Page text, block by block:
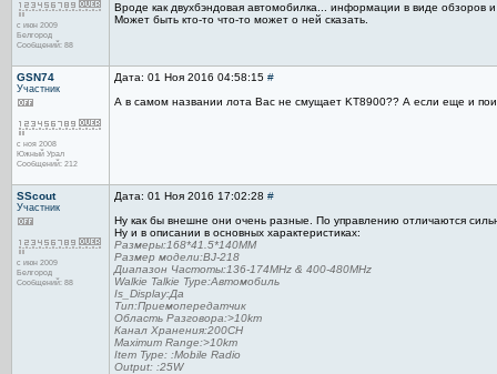
с июн 2009
Белгород
Сообщений: 88
Вроде как двухбэндовая автомобилка... информации в виде обзоров
Может быть кто-то что-то может о ней сказать.
GSN74
Участник
с ноя 2008
Южный Урал
Сообщений: 212
Дата: 01 Ноя 2016 04:58:15 #
А в самом названии лота Вас не смущает KT8900?? А если еще и
SScout
Участник
с июн 2009
Белгород
Сообщений: 88
Дата: 01 Ноя 2016 17:02:28 #
Ну как бы внешне они очень разные. По управлению отличаются
Ну и в описании в основных характеристиках:
Размеры:168*41.5*140MM
Размер модели:BJ-218
Диапазон Частоты:136-174MHz & 400-480MHz
Walkie Talkie Type:Автомобиль
Is_Display:Да
Тип:Приемопередатчик
Область Разговора:>10km
Канал Хранения:200CH
Maximum Range:>10km
Item Type: :Mobile Radio
Output: :25W